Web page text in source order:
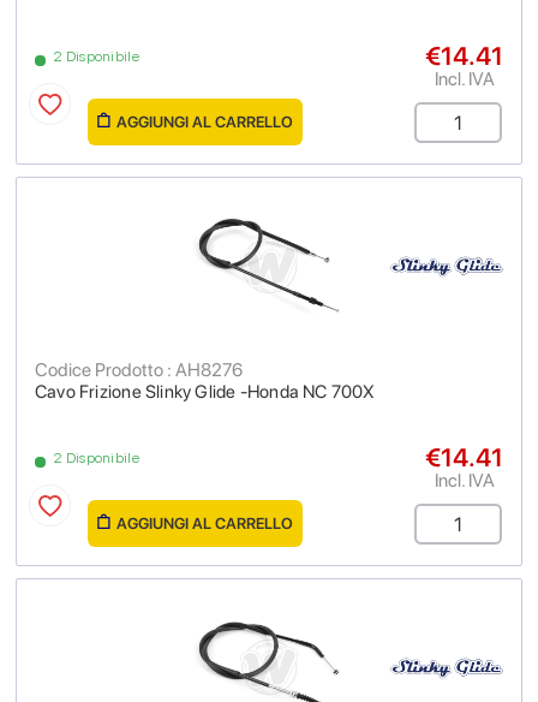
2 Disponibile €14.41
Incl. IVA
AGGIUNGI AL CARRELLO
Cavo Frizione Slinky Glide -Honda NC 700X
Codice Prodotto : AH8276
2 Disponibile €14.41
Incl. IVA
AGGIUNGI AL CARRELLO